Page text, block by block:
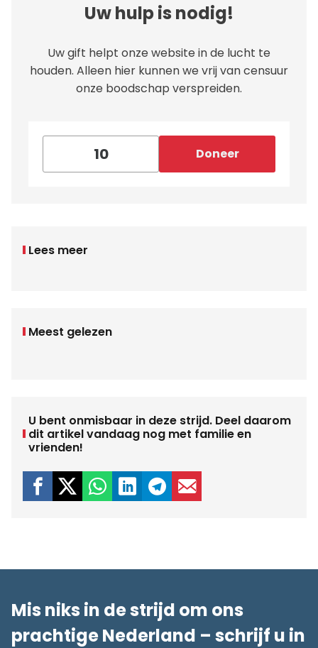
Uw hulp is nodig!
Uw gift helpt onze website in de lucht te
houden. Alleen hier kunnen we vrij van censuur
onze boodschap verspreiden.
Doneer
Lees meer
Meest gelezen
U bent onmisbaar in deze strijd. Deel daarom
dit artikel vandaag nog met familie en
vrienden!
Mis niks in de strijd om ons
prachtige Nederland – schrijf u in